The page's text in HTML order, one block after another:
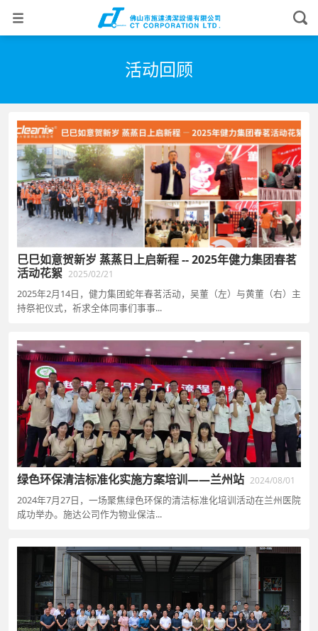
活动回顾
巳巳如意贺新岁 蒸蒸日上启新程 -- 2025年健力集团春茗
活动花絮 2025/02/21
2025年2月14日，健力集团蛇年春茗活动，吴董（左）与黄董（右）主
持祭祀仪式，祈求全体同事们事事...
绿色环保清洁标准化实施方案培训——兰州站 2024/08/01
2024年7月27日，一场聚焦绿色环保的清洁标准化培训活动在兰州医院
成功举办。施达公司作为物业保洁...